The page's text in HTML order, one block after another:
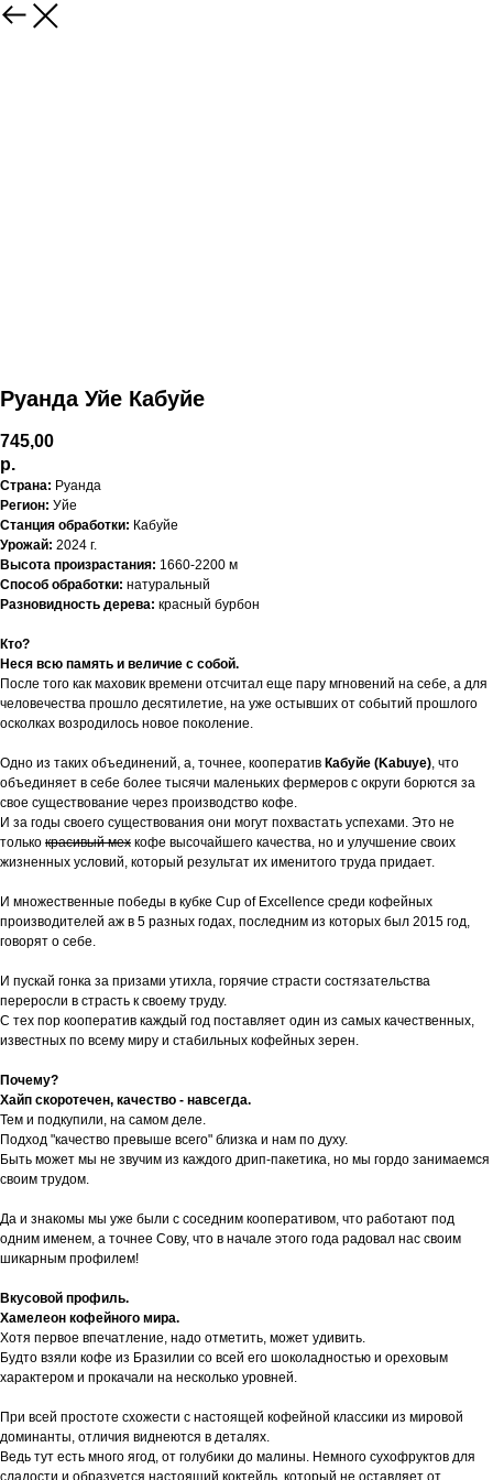
Руанда Уйе Кабуйе
745,00
р.
Страна: Руанда
Регион: Уйе
Станция обработки: Кабуйе
Урожай: 2024 г.
Высота произрастания: 1660-2200 м
Способ обработки: натуральный
Разновидность дерева: красный бурбон
Кто?
Неся всю память и величие с собой.
После того как маховик времени отсчитал еще пару мгновений на себе, а для
человечества прошло десятилетие, на уже остывших от событий прошлого
осколках возродилось новое поколение.
Одно из таких объединений, а, точнее, кооператив Кабуйе (Kabuye) , что
объединяет в себе более тысячи маленьких фермеров с округи борются за
свое существование через производство кофе.
И за годы своего существования они могут похвастать успехами. Это не
только красивый мех кофе высочайшего качества, но и улучшение своих
жизненных условий, который результат их именитого труда придает.
И множественные победы в кубке Cup of Excellence среди кофейных
производителей аж в 5 разных годах, последним из которых был 2015 год,
говорят о себе.
И пускай гонка за призами утихла, горячие страсти состязательства
переросли в страсть к своему труду.
С тех пор кооператив каждый год поставляет один из самых качественных,
известных по всему миру и стабильных кофейных зерен.
Почему?
Хайп скоротечен, качество - навсегда.
Тем и подкупили, на самом деле.
Подход "качество превыше всего" близка и нам по духу.
Быть может мы не звучим из каждого дрип-пакетика, но мы гордо занимаемся
своим трудом.
Да и знакомы мы уже были с соседним кооперативом, что работают под
одним именем, а точнее Сову, что в начале этого года радовал нас своим
шикарным профилем!
Вкусовой профиль.
Хамелеон кофейного мира.
Хотя первое впечатление, надо отметить, может удивить.
Будто взяли кофе из Бразилии со всей его шоколадностью и ореховым
характером и прокачали на несколько уровней.
При всей простоте схожести с настоящей кофейной классики из мировой
доминанты, отличия виднеются в деталях.
Ведь тут есть много ягод, от голубики до малины. Немного сухофруктов для
сладости и образуется настоящий коктейль, который не оставляет от